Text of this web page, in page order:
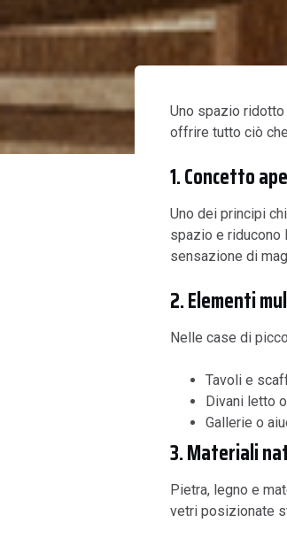
Uno spazio
offrire tutto ciò
1. Concetto
Uno dei principi
spazio e riducono
sensazione di
2. Elementi
Nelle case di
Tavoli e
Divani letto
Gallerie o
3. Materiali
Pietra, legno e
vetri posizionate